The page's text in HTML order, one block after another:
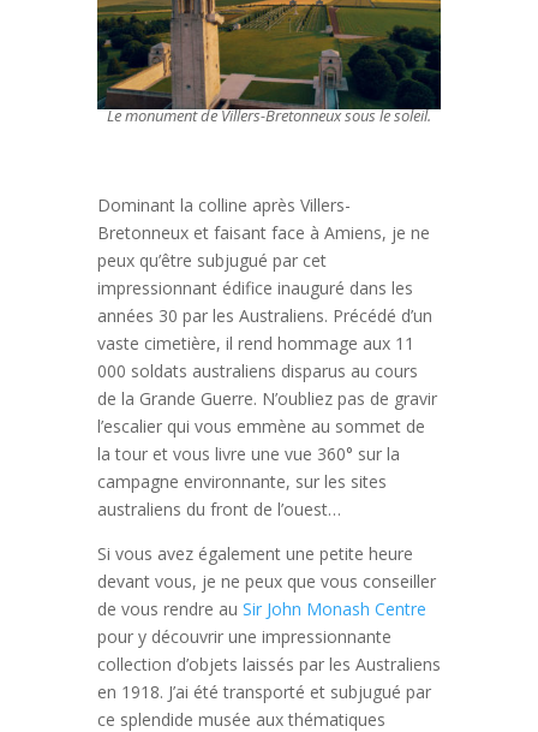
Le monument de Villers-Bretonneux sous le soleil.
Dominant la colline après Villers-
Bretonneux et faisant face à Amiens, je ne
peux qu’être subjugué par cet
impressionnant édifice inauguré dans les
années 30 par les Australiens. Précédé d’un
vaste cimetière, il rend hommage aux 11
000 soldats australiens disparus au cours
de la Grande Guerre. N’oubliez pas de gravir
l’escalier qui vous emmène au sommet de
la tour et vous livre une vue 360° sur la
campagne environnante, sur les sites
australiens du front de l’ouest…
Si vous avez également une petite heure
devant vous, je ne peux que vous conseiller
de vous rendre au Sir John Monash Centre
pour y découvrir une impressionnante
collection d’objets laissés par les Australiens
en 1918. J’ai été transporté et subjugué par
ce splendide musée aux thématiques